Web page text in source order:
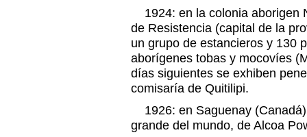
1924: en la colonia aborigen
de Resistencia (capital de la
un grupo de estancieros y 130
aborígenes tobas y mocovíes
días siguientes se exhiben
comisaría de Quitilipi.
1926: en Saguenay
grande del mundo, de Alcoa